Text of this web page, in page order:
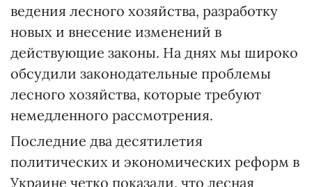
ведения лесного хозяйства, разработку
новых и внесение изменений в
действующие законы. На днях мы широко
обсудили законодательные проблемы
лесного хозяйства, которые требуют
немедленного рассмотрения.
Последние два десятилетия
политических и экономических реформ в
Украине четко показали, что лесная